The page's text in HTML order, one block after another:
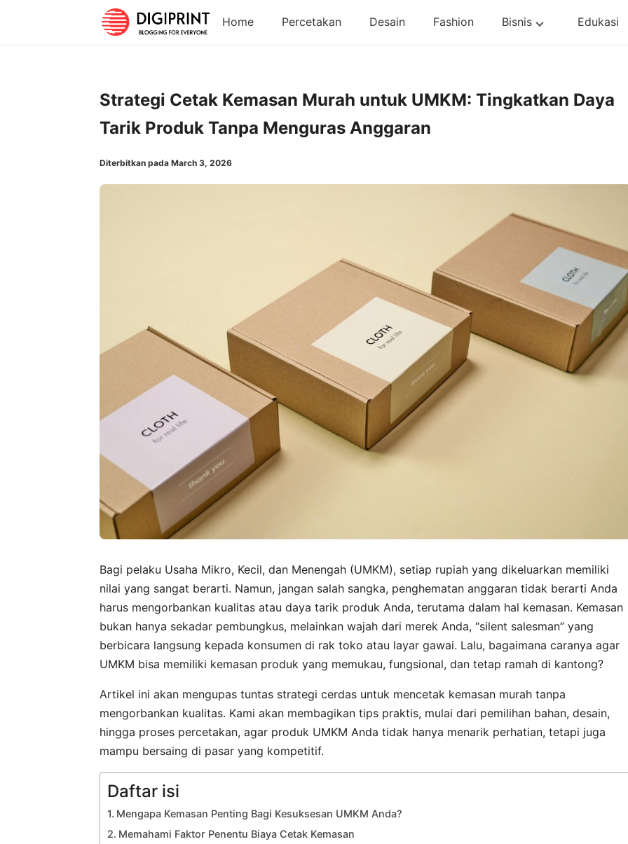
Home Percetakan Desain Fashion Bisnis Edukasi
Strategi Cetak Kemasan Murah untuk UMKM: Tingkatkan Daya
Tarik Produk Tanpa Menguras Anggaran
Diterbitkan pada March 3, 2026
Bagi pelaku Usaha Mikro, Kecil, dan Menengah (UMKM), setiap rupiah yang dikeluarkan memiliki
nilai yang sangat berarti. Namun, jangan salah sangka, penghematan anggaran tidak berarti Anda
harus mengorbankan kualitas atau daya tarik produk Anda, terutama dalam hal kemasan. Kemasan
bukan hanya sekadar pembungkus, melainkan wajah dari merek Anda, “silent salesman” yang
berbicara langsung kepada konsumen di rak toko atau layar gawai. Lalu, bagaimana caranya agar
UMKM bisa memiliki kemasan produk yang memukau, fungsional, dan tetap ramah di kantong?
Artikel ini akan mengupas tuntas strategi cerdas untuk mencetak kemasan murah tanpa
mengorbankan kualitas. Kami akan membagikan tips praktis, mulai dari pemilihan bahan, desain,
hingga proses percetakan, agar produk UMKM Anda tidak hanya menarik perhatian, tetapi juga
mampu bersaing di pasar yang kompetitif.
Daftar isi
Mengapa Kemasan Penting Bagi Kesuksesan UMKM Anda?
Memahami Faktor Penentu Biaya Cetak Kemasan